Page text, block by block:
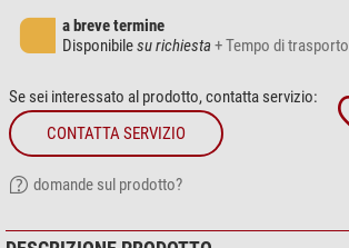
a breve termine
Disponibilesu richiesta+ Tempo di trasporto
Se sei interessato al prodotto, contatta servizio:
CONTATTA SERVIZIO
domande sul prodotto?